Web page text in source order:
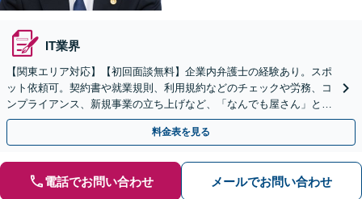
IT業界
【関東エリア対応】【初回面談無料】企業内弁護士の経験あり。スポ
ット依頼可。契約書や就業規則、利用規約などのチェックや労務、コ
ンプライアンス、新規事業の立ち上げなど、「なんでも屋さん」とし
てオールマイティに対応します【休日・夜間面談可】
料金表を見る
電話でお問い合わせ メールでお問い合わせ